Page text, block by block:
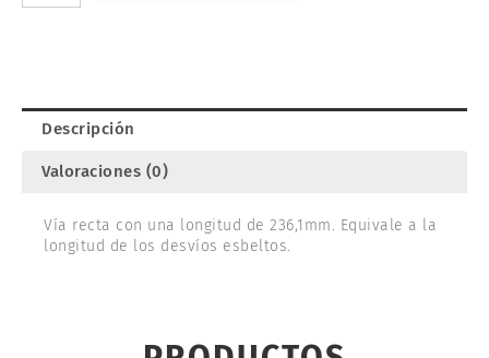
Descripción
Valoraciones (0)
Vía recta con una longitud de 236,1mm. Equivale a la
longitud de los desvíos esbeltos.